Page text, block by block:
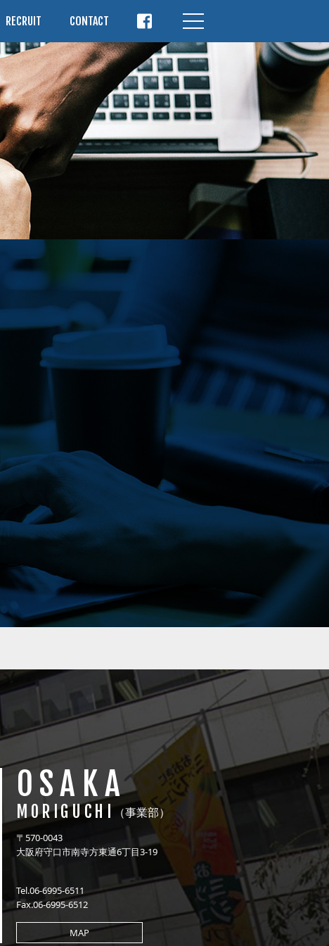
RECRUIT CONTACT
OSAKA
MORIGUCHI （事業部）
〒570-0043
大阪府守口市南寺方東通6丁目3-19
Tel.06-6995-6511
Fax.06-6995-6512
MAP